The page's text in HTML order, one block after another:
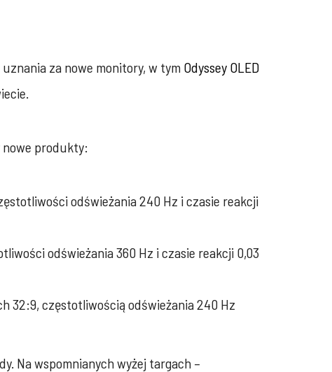
za nowe monitory, w tym Odyssey OLED
nowe produkty:
odświeżania 240 Hz i czasie reakcji
odświeżania 360 Hz i czasie reakcji 0,03
32:9, częstotliwością odświeżania 240 Hz
Na wspomnianych wyżej targach –